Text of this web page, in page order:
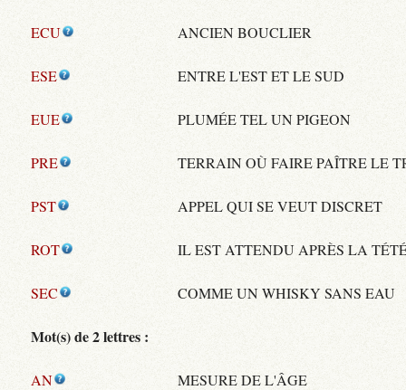
ECU ANCIEN BOUCLIER
ESE ENTRE L'EST ET LE SUD
EUE PLUMÉE TEL UN PIGEON
PRE TERRAIN OÙ FAIRE PAÎTRE LE
PST APPEL QUI SE VEUT DISCRET
ROT IL EST ATTENDU APRÈS LA
SEC COMME UN WHISKY SANS EAU
Mot(s) de 2 lettres :
AN MESURE DE L'ÂGE